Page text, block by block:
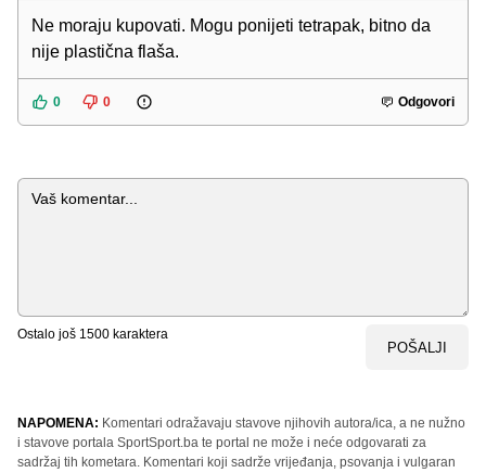
Ne moraju kupovati. Mogu ponijeti tetrapak, bitno da
nije plastična flaša.
0 0 Odgovori
Komentar
Ostalo još 1500 karaktera
POŠALJI
NAPOMENA: Komentari odražavaju stavove njihovih autora/ica, a ne nužno
i stavove portala SportSport.ba te portal ne može i neće odgovarati za
sadržaj tih kometara. Komentari koji sadrže vrijeđanja, psovanja i vulgaran